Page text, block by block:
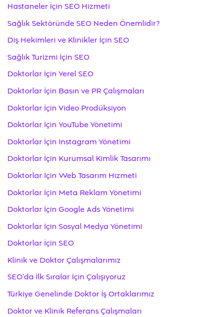
Hastaneler İçin SEO Hizmeti
Sağlık Sektöründe SEO Neden Önemlidir?
Diş Hekimleri ve Klinikler İçin SEO
Sağlık Turizmi İçin SEO
Doktorlar İçin Yerel SEO
Doktorlar İçin Basın ve PR Çalışmaları
Doktorlar İçin Video Prodüksiyon
Doktorlar İçin YouTube Yönetimi
Doktorlar İçin Instagram Yönetimi
Doktorlar İçin Kurumsal Kimlik Tasarımı
Doktorlar İçin Web Tasarım Hizmeti
Doktorlar İçin Meta Reklam Yönetimi
Doktorlar İçin Google Ads Yönetimi
Doktorlar İçin Sosyal Medya Yönetimi
Doktorlar İçin SEO
Klinik ve Doktor Çalışmalarımız
SEO’da İlk Sıralar İçin Çalışıyoruz
Türkiye Genelinde Doktor İş Ortaklarımız
Doktor ve Klinik Referans Çalışmaları